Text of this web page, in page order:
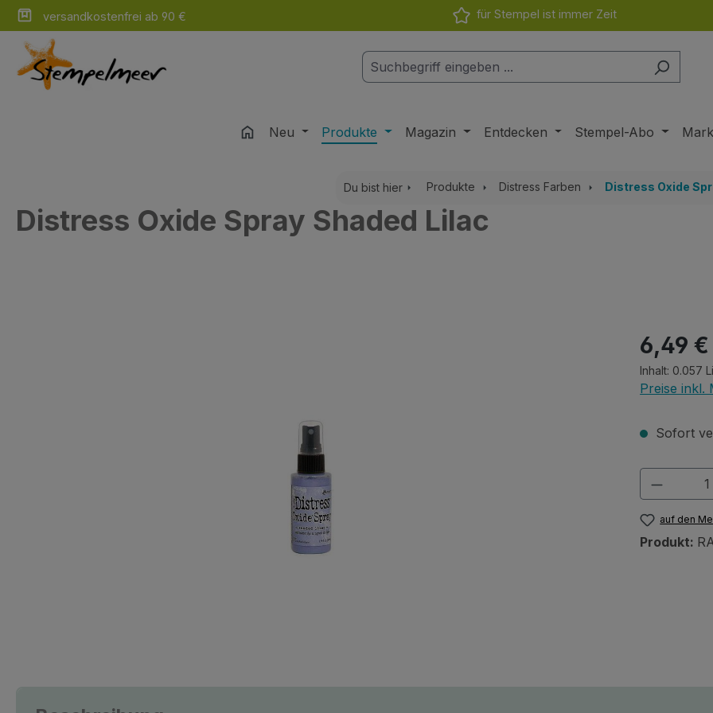
Hauptinhalt springen
Zur Suche springen
Zur Hauptnavigation springen
versandkostenfrei ab 90 € für Stempel ist immer Zeit
Neu Produkte Magazin Entdecken Stempel-Abo
Du bist hier Produkte Distress Farben Distress Oxide
Distress Oxide Spray Shaded Lilac
Regulärer
6,49 €
Inhalt: 0.057
Preise inkl.
Sofort
auf den
Produkt: